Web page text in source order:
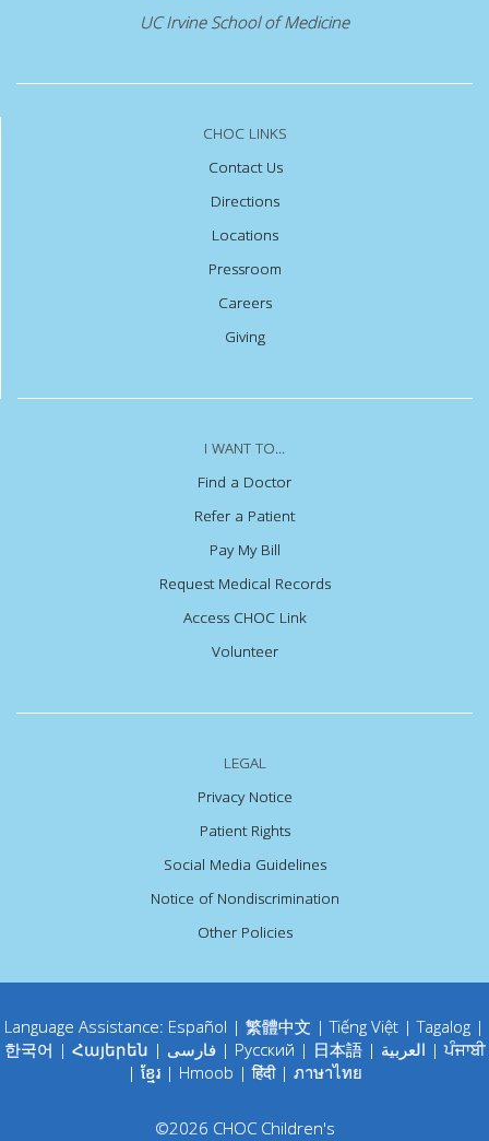
UC Irvine School of Medicine
CHOC LINKS
Contact Us
Directions
Locations
Pressroom
Careers
Giving
I WANT TO...
Find a Doctor
Refer a Patient
Pay My Bill
Request Medical Records
Access CHOC Link
Volunteer
LEGAL
Privacy Notice
Patient Rights
Social Media Guidelines
Notice of Nondiscrimination
Other Policies
Language Assistance: Español | 繁體中文 |Tiếng Việt |Tagalog |
한국어 | Հայերեն | فارسی| Русский | 日本語| العربية |ਪੰਜਾਬੀ
| ខ្មែរ | Hmoob |हिंदी| ภาษาไทย
©2026 CHOC Children's